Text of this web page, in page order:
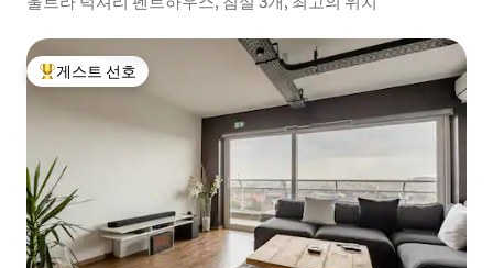
상위 게스트 선호
게스트 선호